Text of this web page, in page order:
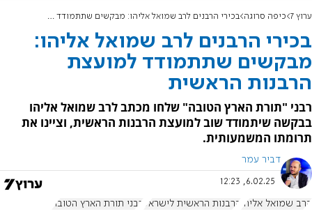
ערוץ 7 כיפה סרוגה בכירי הרבנים לרב שמואל אליהו: מבקשים שתתמודד למועצת הרבנות הראשית
בכירי הרבנים לרב שמואל אליהו:
מבקשים שתתמודד למועצת
הרבנות הראשית
רבני "תורת הארץ הטובה" שלחו מכתב לרב שמואל אליהו
בבקשה שיתמודד שוב למועצת הרבנות הראשית, וציינו את
תרומתו המשמעותית.
דביר עמר
6.02.25, 12:23
הרב שמואל אליהו הרבנות הראשית לישראל רבני תורת הארץ הטובה